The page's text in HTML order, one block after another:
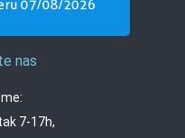
nas
7-17h,